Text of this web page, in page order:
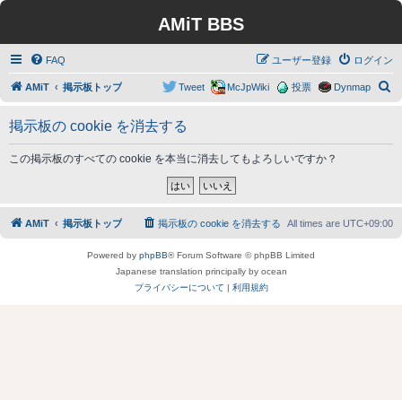
AMiT BBS
FAQ ログイン
ユーザー登録
AMiT 掲示板トップ Dynmap
投票
McJpWiki
Tweet
掲示板の cookie を消去する
この掲示板のすべての cookie を本当に消去してもよろしいですか？
AMiT 掲示板トップ All times are UTC+09:00
掲示板の cookie を消去する
Powered by phpBB® Forum Software © phpBB Limited
Japanese translation principally by ocean
プライバシーについて | 利用規約